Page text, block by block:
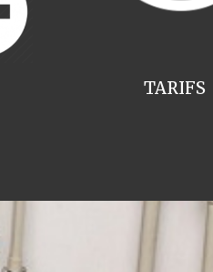
TARIFS